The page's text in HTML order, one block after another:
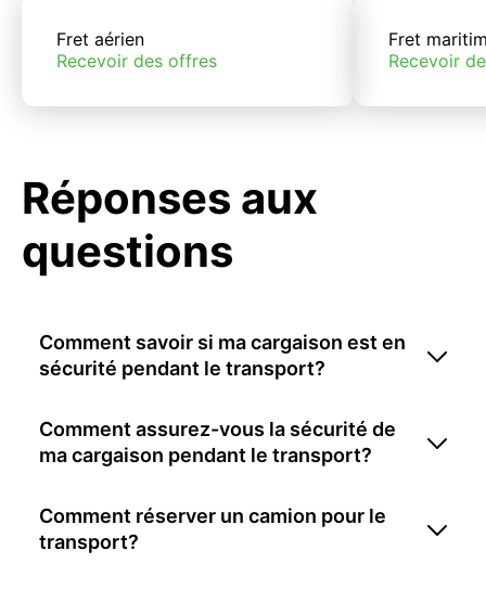
Fret aérien
Recevoir des offres
Fret
Recevoir
Réponses aux
questions
Comment savoir si ma cargaison est en
sécurité pendant le transport?
Comment assurez-vous la sécurité de
ma cargaison pendant le transport?
Comment réserver un camion pour le
transport?